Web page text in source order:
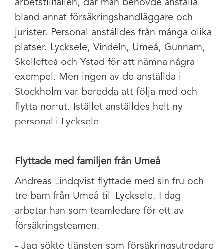
arbetstillfällen, där man behövde anställa
bland annat försäkringshandläggare och
jurister. Personal anställdes från många olika
platser. Lycksele, Vindeln, Umeå, Gunnarn,
Skellefteå och Ystad för att nämna några
exempel. Men ingen av de anställda i
Stockholm var beredda att följa med och
flytta norrut. Istället anställdes helt ny
personal i Lycksele.
Flyttade med familjen från Umeå
Andreas Lindqvist flyttade med sin fru och
tre barn från Umeå till Lycksele. I dag
arbetar han som teamledare för ett av
försäkringsteamen.
- Jag sökte tjänsten som försäkringsutredare